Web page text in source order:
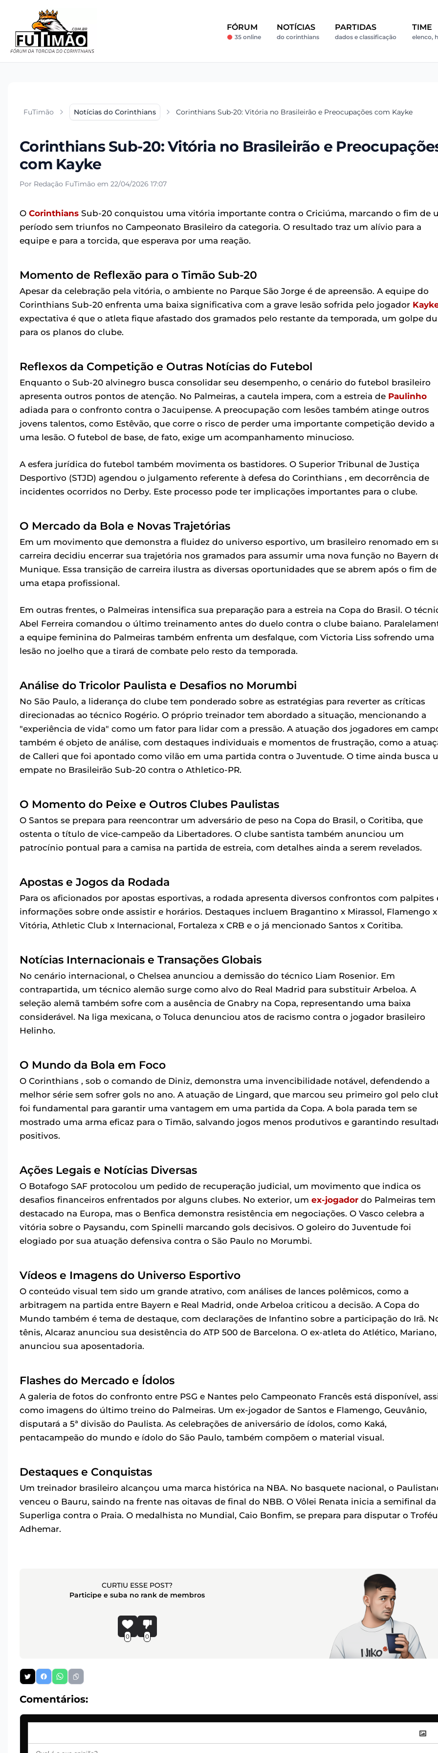
FÓRUM
35 online
NOTÍCIAS
do corinthians
PARTIDAS
dados e classificação
TIME
elenco,
FuTimão Notícias do Corinthians Corinthians Sub-20: Vitória no Brasileirão e Preocupações com Kayke
Corinthians Sub-20: Vitória no Brasileirão e
com Kayke
Por Redação FuTimão em 22/04/2026 17:07
O Corinthians Sub-20 conquistou uma vitória importante contra o Criciúma, marcando o fim de
período sem triunfos no Campeonato Brasileiro da categoria. O resultado traz um alívio para a
equipe e para a torcida, que esperava por uma reação.
Momento de Reflexão para o Timão Sub-20
Apesar da celebração pela vitória, o ambiente no Parque São Jorge é de apreensão. A equipe do
Corinthians Sub-20 enfrenta uma baixa significativa com a grave lesão sofrida pelo jogador
expectativa é que o atleta fique afastado dos gramados pelo restante da temporada, um golpe
para os planos do clube.
Reflexos da Competição e Outras Notícias do Futebol
Enquanto o Sub-20 alvinegro busca consolidar seu desempenho, o cenário do futebol brasileiro
apresenta outros pontos de atenção. No Palmeiras, a cautela impera, com a estreia de Paulinho
adiada para o confronto contra o Jacuipense. A preocupação com lesões também atinge outros
jovens talentos, como Estêvão, que corre o risco de perder uma importante competição devido a
uma lesão. O futebol de base, de fato, exige um acompanhamento minucioso.
A esfera jurídica do futebol também movimenta os bastidores. O Superior Tribunal de Justiça
Desportivo (STJD) agendou o julgamento referente à defesa do Corinthians , em decorrência de
incidentes ocorridos no Derby. Este processo pode ter implicações importantes para o clube.
O Mercado da Bola e Novas Trajetórias
Em um movimento que demonstra a fluidez do universo esportivo, um brasileiro renomado em
carreira decidiu encerrar sua trajetória nos gramados para assumir uma nova função no Bayern
Munique. Essa transição de carreira ilustra as diversas oportunidades que se abrem após o fim de
uma etapa profissional.
Em outras frentes, o Palmeiras intensifica sua preparação para a estreia na Copa do Brasil. O
Abel Ferreira comandou o último treinamento antes do duelo contra o clube baiano.
a equipe feminina do Palmeiras também enfrenta um desfalque, com Victoria Liss sofrendo uma
lesão no joelho que a tirará de combate pelo resto da temporada.
Análise do Tricolor Paulista e Desafios no Morumbi
No São Paulo, a liderança do clube tem ponderado sobre as estratégias para reverter as críticas
direcionadas ao técnico Rogério. O próprio treinador tem abordado a situação, mencionando a
"experiência de vida" como um fator para lidar com a pressão. A atuação dos jogadores em
também é objeto de análise, com destaques individuais e momentos de frustração, como a
de Calleri que foi apontado como vilão em uma partida contra o Juventude. O time ainda busca
empate no Brasileirão Sub-20 contra o Athletico-PR.
O Momento do Peixe e Outros Clubes Paulistas
O Santos se prepara para reencontrar um adversário de peso na Copa do Brasil, o Coritiba, que
ostenta o título de vice-campeão da Libertadores. O clube santista também anunciou um
patrocínio pontual para a camisa na partida de estreia, com detalhes ainda a serem revelados.
Apostas e Jogos da Rodada
Para os aficionados por apostas esportivas, a rodada apresenta diversos confrontos com palpites
informações sobre onde assistir e horários. Destaques incluem Bragantino x Mirassol, Flamengo x
Vitória, Athletic Club x Internacional, Fortaleza x CRB e o já mencionado Santos x Coritiba.
Notícias Internacionais e Transações Globais
No cenário internacional, o Chelsea anunciou a demissão do técnico Liam Rosenior. Em
contrapartida, um técnico alemão surge como alvo do Real Madrid para substituir Arbeloa. A
seleção alemã também sofre com a ausência de Gnabry na Copa, representando uma baixa
considerável. Na liga mexicana, o Toluca denunciou atos de racismo contra o jogador brasileiro
Helinho.
O Mundo da Bola em Foco
O Corinthians , sob o comando de Diniz, demonstra uma invencibilidade notável, defendendo a
melhor série sem sofrer gols no ano. A atuação de Lingard, que marcou seu primeiro gol pelo
foi fundamental para garantir uma vantagem em uma partida da Copa. A bola parada tem se
mostrado uma arma eficaz para o Timão, salvando jogos menos produtivos e garantindo
positivos.
Ações Legais e Notícias Diversas
O Botafogo SAF protocolou um pedido de recuperação judicial, um movimento que indica os
desafios financeiros enfrentados por alguns clubes. No exterior, um ex-jogador do Palmeiras tem
destacado na Europa, mas o Benfica demonstra resistência em negociações. O Vasco celebra a
vitória sobre o Paysandu, com Spinelli marcando gols decisivos. O goleiro do Juventude foi
elogiado por sua atuação defensiva contra o São Paulo no Morumbi.
Vídeos e Imagens do Universo Esportivo
O conteúdo visual tem sido um grande atrativo, com análises de lances polêmicos, como a
arbitragem na partida entre Bayern e Real Madrid, onde Arbeloa criticou a decisão. A Copa do
Mundo também é tema de destaque, com declarações de Infantino sobre a participação do Irã.
tênis, Alcaraz anunciou sua desistência do ATP 500 de Barcelona. O ex-atleta do Atlético, Mariano,
anunciou sua aposentadoria.
Flashes do Mercado e Ídolos
A galeria de fotos do confronto entre PSG e Nantes pelo Campeonato Francês está disponível,
como imagens do último treino do Palmeiras. Um ex-jogador de Santos e Flamengo, Geuvânio,
disputará a 5ª divisão do Paulista. As celebrações de aniversário de ídolos, como Kaká,
pentacampeão do mundo e ídolo do São Paulo, também compõem o material visual.
Destaques e Conquistas
Um treinador brasileiro alcançou uma marca histórica na NBA. No basquete nacional, o
venceu o Bauru, saindo na frente nas oitavas de final do NBB. O Vôlei Renata inicia a semifinal da
Superliga contra o Praia. O medalhista no Mundial, Caio Bonfim, se prepara para disputar o Troféu
Adhemar.
CURTIU ESSE POST?
Participe e suba no rank de membros
0 0
Comentários: